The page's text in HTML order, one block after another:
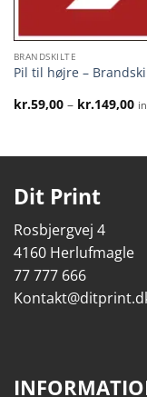
BRANDSKILTE
Pil til højre –
kr.59,00 – kr.149,00
Dit Print
Rosbjergvej 4
4160 Herlufmagle
77 777 666